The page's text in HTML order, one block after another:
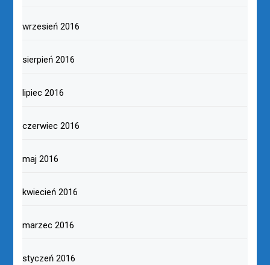
wrzesień 2016
sierpień 2016
lipiec 2016
czerwiec 2016
maj 2016
kwiecień 2016
marzec 2016
styczeń 2016